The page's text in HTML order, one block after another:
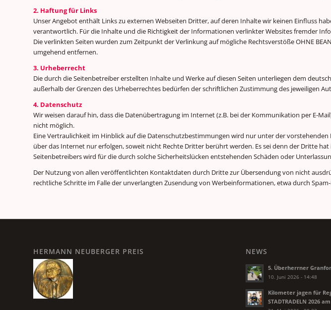
2. Haftung für Links
Unser Angebot enthält Links zu externen Webseiten Dritter, auf deren Inhalte wir keinen Einfluss
verantwortlich. Für die Inhalte und die Richtigkeit der Informationen verlinkter Websites fremder
Die verlinkten Seiten wurden zum Zeitpunkt der Verlinkung auf mögliche Rechtsverstöße OHNE
umgehend entfernen.
3. Urheberrecht
Die durch die Seitenbetreiber erstellten Inhalte und Werke auf diesen Seiten unterliegen dem
außerhalb der Grenzen des Urheberrechtes bedürfen der schriftlichen Zustimmung des jeweiligen
4. Datenschutz
Wir weisen darauf hin, dass die Datenübertragung im Internet (z.B. bei der Kommunikation per E-
nicht möglich.
Eine Vertraulichkeit im Hinblick auf die Datenschutzbestimmungen wird nur unter der
über das Internet nur erfolgen, soweit nicht Rechte Dritter berührt werden. Es sei denn der Dritte
Seitenbetreibers wird für die durch solche Sicherheitslücken entstehenden Schäden oder
Der Nutzung von allen veröffentlichten Kontaktdaten durch Dritte zur Übersendung von nicht
rechtliche Schritte im Falle der unverlangten Zusendung von Werbeinformationen, etwa durch
HERMANN NEUBERGER PREIS NEWS
5. Überherrner
10. Juni 2026 - 14:48
Kilometer jagen für
STADTRADELN 2026